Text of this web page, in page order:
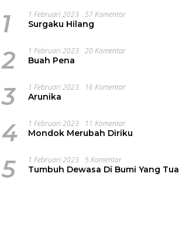
1 1 Februari 2023 57 Komentar
Surgaku Hilang
2 1 Februari 2023 20 Komentar
Buah Pena
3 1 Februari 2023 16 Komentar
Arunika
4 1 Februari 2023 11 Komentar
Mondok Merubah Diriku
5 1 Februari 2023 5 Komentar
Tumbuh Dewasa Di Bumi Yang Tua